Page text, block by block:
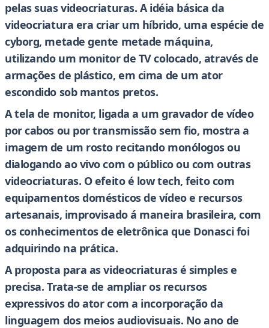
pelas suas videocriaturas. A idéia básica da
videocriatura era criar um híbrido, uma espécie de
cyborg, metade gente metade máquina,
utilizando um monitor de TV colocado, através de
armações de plástico, em cima de um ator
escondido sob mantos pretos.
A tela de monitor, ligada a um gravador de vídeo
por cabos ou por transmissão sem fio, mostra a
imagem de um rosto recitando monólogos ou
dialogando ao vivo com o público ou com outras
videocriaturas. O efeito é low tech, feito com
equipamentos domésticos de vídeo e recursos
artesanais, improvisado á maneira brasileira, com
os conhecimentos de eletrônica que Donasci foi
adquirindo na prática.
A proposta para as videocriaturas é simples e
precisa. Trata-se de ampliar os recursos
expressivos do ator com a incorporação da
linguagem dos meios audiovisuais. No ano de